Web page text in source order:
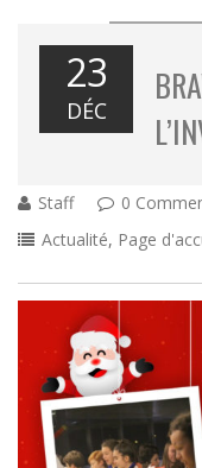
23
DÉC
Staff
0
Actualité, Page